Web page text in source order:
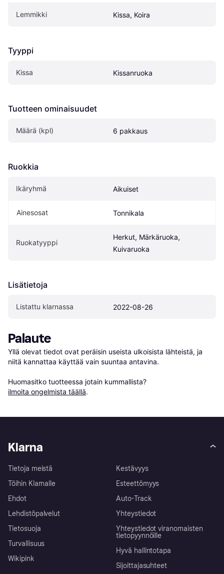
Lemmikki Kissa, Koira
Tyyppi
Kissa Kissanruoka
Tuotteen ominaisuudet
Määrä (kpl) 6 pakkaus
Ruokkia
Ikäryhmä Aikuiset
Ainesosat Tonnikala
Ruokatyyppi
Herkut, Märkäruoka,
Kuivaruoka
Lisätietoja
Listattu klarnassa 2022-08-26
Palaute
Yllä olevat tiedot ovat peräisin useista ulkoisista lähteistä, ja
niitä kannattaa käyttää vain suuntaa antavina.
Huomasitko tuotteessa jotain kummallista?
ilmoita ongelmista täällä.
Klarna
Tietoja meistä
Töihin Klarnalle
Ehdot
Lehdistöpalvelut
Tietosuoja
Turvallisuus
Wikipink
Kestävyys
Esteettömyys
Auto-Track
Yhteystiedot
Yhteystiedot viranomaisten
tietopyynnöille
Hyvä hallintotapa
Sijoittajasuhteet